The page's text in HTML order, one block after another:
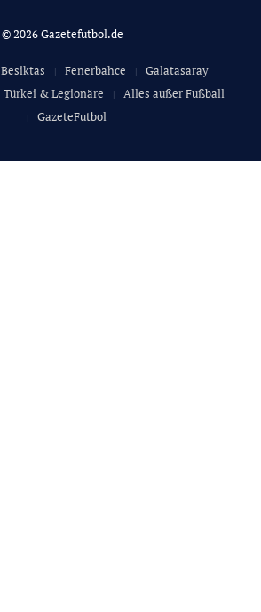
© 2026 Gazetefutbol.de
Besiktas Fenerbahce
Galatasaray
Türkei & Legionäre
Alles außer Fußball
GazeteFutbol